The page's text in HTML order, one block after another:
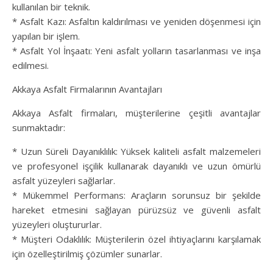
kullanılan bir teknik.
* Asfalt Kazı: Asfaltın kaldırılması ve yeniden döşenmesi için
yapılan bir işlem.
* Asfalt Yol İnşaatı: Yeni asfalt yolların tasarlanması ve inşa
edilmesi.
Akkaya Asfalt Firmalarının Avantajları
Akkaya Asfalt firmaları, müşterilerine çeşitli avantajlar
sunmaktadır:
* Uzun Süreli Dayanıklılık: Yüksek kaliteli asfalt malzemeleri
ve profesyonel işçilik kullanarak dayanıklı ve uzun ömürlü
asfalt yüzeyleri sağlarlar.
* Mükemmel Performans: Araçların sorunsuz bir şekilde
hareket etmesini sağlayan pürüzsüz ve güvenli asfalt
yüzeyleri oluştururlar.
* Müşteri Odaklılık: Müşterilerin özel ihtiyaçlarını karşılamak
için özelleştirilmiş çözümler sunarlar.